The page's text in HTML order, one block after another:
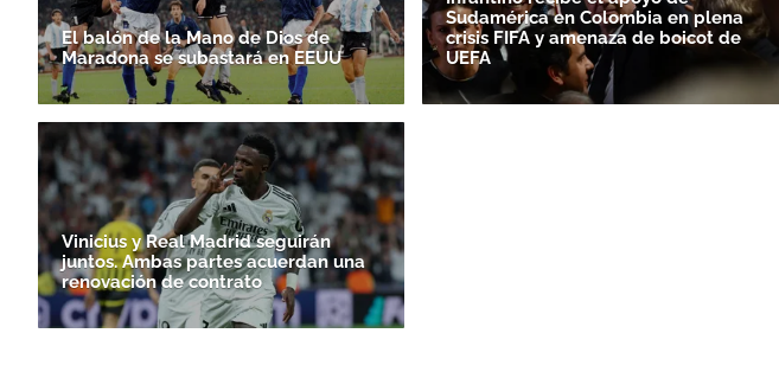
El balón de la Mano de Dios de
Maradona se subastará en EEUU
Sudamérica en Colombia en plena
crisis FIFA y amenaza de boicot de
UEFA
Vinicius y Real Madrid seguirán
juntos. Ambas partes acuerdan una
renovación de contrato